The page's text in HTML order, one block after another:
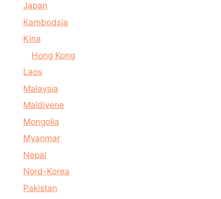
Japan
Kambodsja
Kina
Hong Kong
Laos
Malaysia
Maldivene
Mongolia
Myanmar
Nepal
Nord-Korea
Pakistan